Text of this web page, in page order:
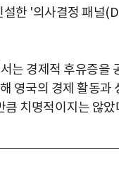
설한 '의사결정 패널
는 경제적 후유증을
영국의 경제 활동과
치명적이지는 않